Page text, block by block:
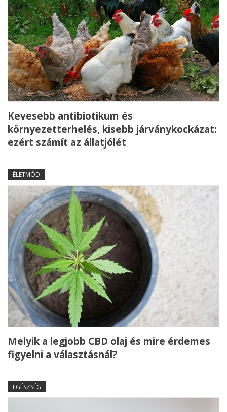
Kevesebb antibiotikum és
környezetterhelés, kisebb járványkockázat:
ezért számít az állatjólét
ÉLETMÓD
Melyik a legjobb CBD olaj és mire érdemes
figyelni a választásnál?
EGÉSZSÉG